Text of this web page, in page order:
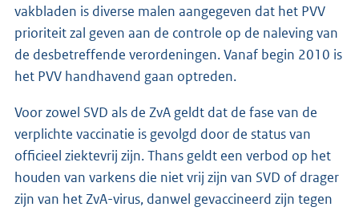
vakbladen is diverse malen aangegeven dat het PVV
prioriteit zal geven aan de controle op de naleving van
de desbetreffende verordeningen. Vanaf begin 2010 is
het PVV handhavend gaan optreden.
Voor zowel SVD als de ZvA geldt dat de fase van de
verplichte vaccinatie is gevolgd door de status van
officieel ziektevrij zijn. Thans geldt een verbod op het
houden van varkens die niet vrij zijn van SVD of drager
zijn van het ZvA-virus, danwel gevaccineerd zijn tegen